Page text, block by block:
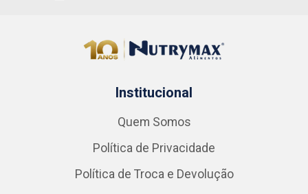
Institucional
Quem Somos
Política de Privacidade
Política de Troca e Devolução